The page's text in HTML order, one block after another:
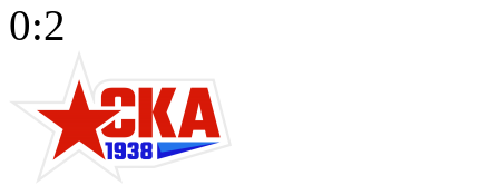
0:2